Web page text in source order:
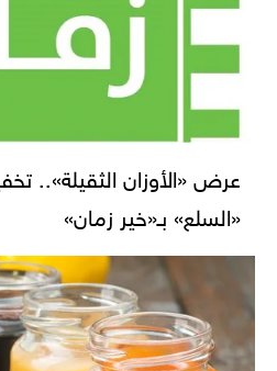
عرض «الأوزان الثقيلة»..
«السلع» بـ«خير زمان»